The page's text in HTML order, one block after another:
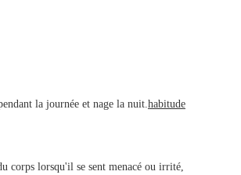
la journée et nage la nuit.habitude
corps lorsqu'il se sent menacé ou irrité,